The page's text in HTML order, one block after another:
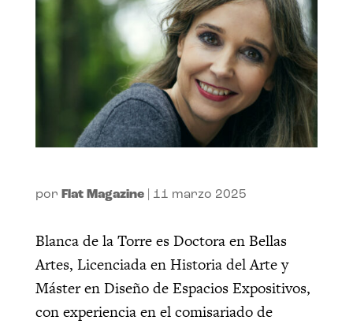
por Flat Magazine| 11 marzo 2025
Blanca de la Torre es Doctora en Bellas
Artes, Licenciada en Historia del Arte y
Máster en Diseño de Espacios Expositivos,
con experiencia en el comisariado de